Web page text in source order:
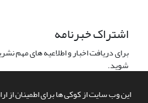
این وب سایت از کوکی ها برای اطمینان از
اشتراک خبرنامه
برای دریافت اخبار و اطلاعیه های مهم
شوید.